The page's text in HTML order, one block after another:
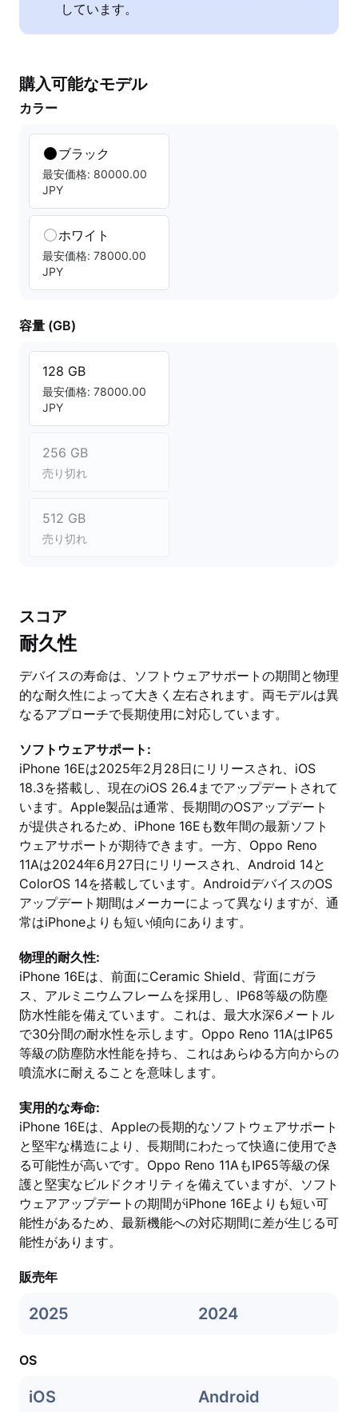
しています。
購入可能なモデル
カラー
ブラック
最安価格: 80000.00
JPY
ホワイト
最安価格: 78000.00
JPY
容量 (GB)
128 GB
最安価格: 78000.00
JPY
256 GB
売り切れ
512 GB
売り切れ
スコア
耐久性
デバイスの寿命は、ソフトウェアサポートの期間と物理
的な耐久性によって大きく左右されます。両モデルは異
なるアプローチで長期使用に対応しています。
ソフトウェアサポート:
iPhone 16Eは2025年2月28日にリリースされ、iOS
18.3を搭載し、現在のiOS 26.4までアップデートされて
います。Apple製品は通常、長期間のOSアップデート
が提供されるため、iPhone 16Eも数年間の最新ソフト
ウェアサポートが期待できます。一方、Oppo Reno
11Aは2024年6月27日にリリースされ、Android 14と
ColorOS 14を搭載しています。AndroidデバイスのOS
アップデート期間はメーカーによって異なりますが、通
常はiPhoneよりも短い傾向にあります。
物理的耐久性:
iPhone 16Eは、前面にCeramic Shield、背面にガラ
ス、アルミニウムフレームを採用し、IP68等級の防塵
防水性能を備えています。これは、最大水深6メートル
で30分間の耐水性を示します。Oppo Reno 11AはIP65
等級の防塵防水性能を持ち、これはあらゆる方向からの
噴流水に耐えることを意味します。
実用的な寿命:
iPhone 16Eは、Appleの長期的なソフトウェアサポート
と堅牢な構造により、長期間にわたって快適に使用でき
る可能性が高いです。Oppo Reno 11AもIP65等級の保
護と堅実なビルドクオリティを備えていますが、ソフト
ウェアアップデートの期間がiPhone 16Eよりも短い可
能性があるため、最新機能への対応期間に差が生じる可
能性があります。
販売年
2025 2024
OS
iOS Android